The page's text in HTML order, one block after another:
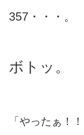
357・・・。
ボトッ。
「やったぁ！！